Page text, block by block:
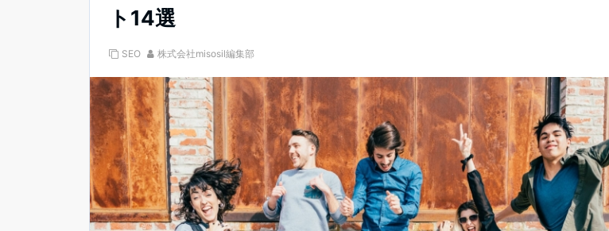
ト14選
SEO 株式会社misosil編集部